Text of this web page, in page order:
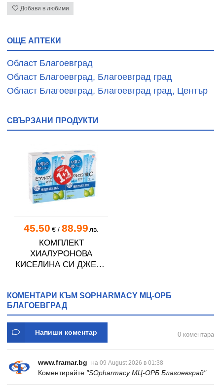
Добави в любими
ОЩЕ АПТЕКИ
Област Благоевград
Област Благоевград, Благоевград град
Област Благоевград, Благоевград град, Център
СВЪРЗАНИ ПРОДУКТИ
45.50 €/ 88.99 лв.
КОМПЛЕКТ
ХИАЛУРОНОВА
КИСЕЛИНА СИ ДЖЕЛИ
КОМЕНТАРИ КЪМ SOPHARMACY МЦ-ОРБ
БЛАГОЕВГРАД
Напиши коментар 0 коментара
www.framar.bg на 09 August 2026 в 01:38
Коментирайте "SOpharmacy МЦ-ОРБ Благоевград"